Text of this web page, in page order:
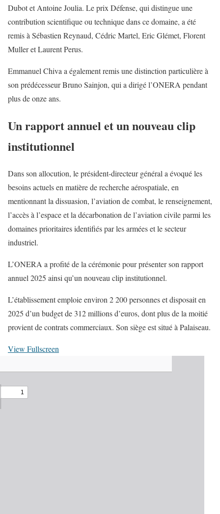
Dubot et Antoine Joulia. Le prix Défense, qui distingue une
contribution scientifique ou technique dans ce domaine, a été
remis à Sébastien Reynaud, Cédric Martel, Eric Glémet, Florent
Muller et Laurent Perus.
Emmanuel Chiva a également remis une distinction particulière à
son prédécesseur Bruno Sainjon, qui a dirigé l’ONERA pendant
plus de onze ans.
Un rapport annuel et un nouveau clip
institutionnel
Dans son allocution, le président-directeur général a évoqué les
besoins actuels en matière de recherche aérospatiale, en
mentionnant la dissuasion, l’aviation de combat, le renseignement,
l’accès à l’espace et la décarbonation de l’aviation civile parmi les
domaines prioritaires identifiés par les armées et le secteur
industriel.
L’ONERA a profité de la cérémonie pour présenter son rapport
annuel 2025 ainsi qu’un nouveau clip institutionnel.
L’établissement emploie environ 2 200 personnes et disposait en
2025 d’un budget de 312 millions d’euros, dont plus de la moitié
provient de contrats commerciaux. Son siège est situé à Palaiseau.
View Fullscreen
l